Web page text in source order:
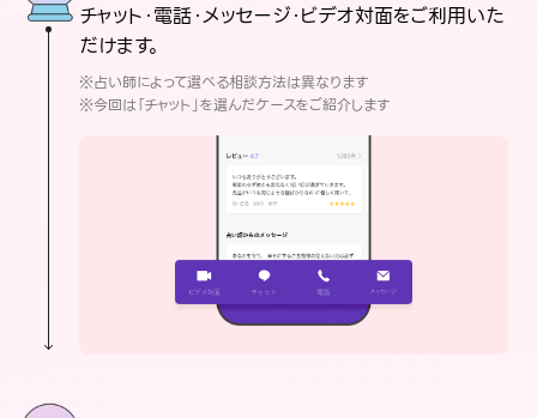
チャット・電話・メッセージ・ビデオ対面をご利用いた
だけます。
※占い師によって選べる相談方法は異なります
※今回は「チャット」を選んだケースをご紹介します